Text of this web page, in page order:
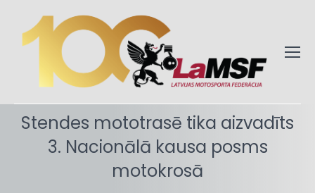
Stendes mototrasē tika aizvadīts
3. Nacionālā kausa posms
motokrosā